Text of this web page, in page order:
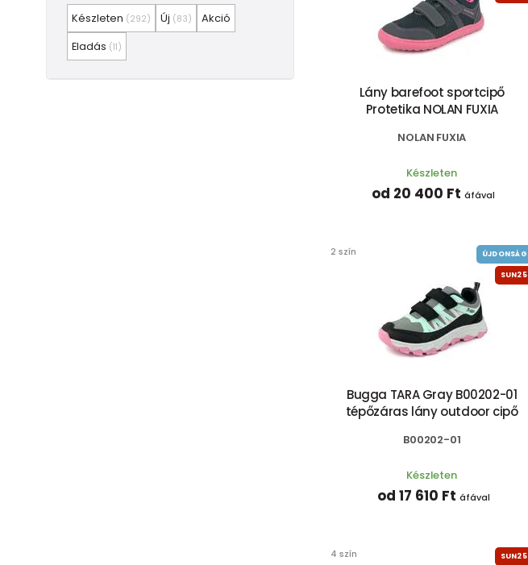
Készleten (292) Új (83)
Akció
Eladás (11)
Lány barefoot sportcipő
Protetika NOLAN FUXIA
NOLAN FUXIA
Készleten
od 20 400 Ft áfával
2 szín ÚJDONSÁG
SUN25
Bugga TARA Gray B00202-01
tépőzáras lány outdoor cipő
B00202-01
Készleten
od 17 610 Ft áfával
4 szín SUN25